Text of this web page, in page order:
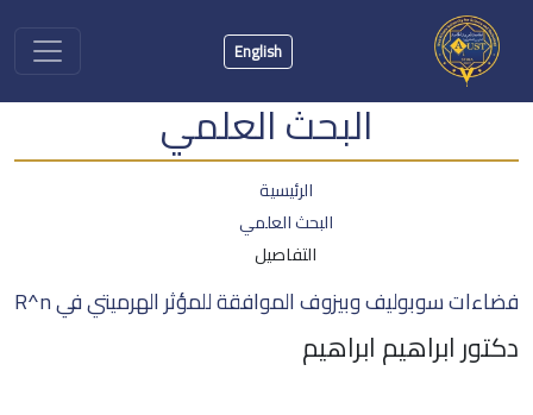
English
البحث العلمي
الرئيسية
البحث العلمي
التفاصيل
فضاءات سوبوليف وبيزوف الموافقة للمؤثر الهرميتي في R^n
دكتور ابراهيم ابراهيم